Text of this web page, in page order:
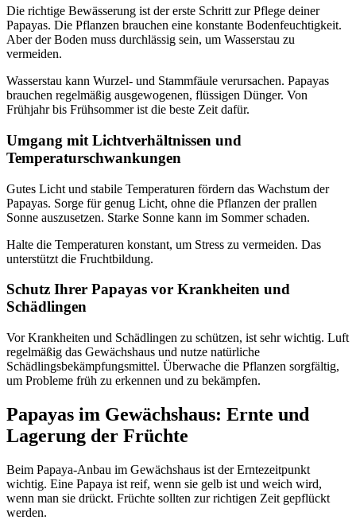
Die richtige Bewässerung ist der erste Schritt zur Pflege deiner
Papayas. Die Pflanzen brauchen eine konstante Bodenfeuchtigkeit.
Aber der Boden muss durchlässig sein, um Wasserstau zu
vermeiden.
Wasserstau kann Wurzel- und Stammfäule verursachen. Papayas
brauchen regelmäßig ausgewogenen, flüssigen Dünger. Von
Frühjahr bis Frühsommer ist die beste Zeit dafür.
Umgang mit Lichtverhältnissen und
Temperaturschwankungen
Gutes Licht und stabile Temperaturen fördern das Wachstum der
Papayas. Sorge für genug Licht, ohne die Pflanzen der prallen
Sonne auszusetzen. Starke Sonne kann im Sommer schaden.
Halte die Temperaturen konstant, um Stress zu vermeiden. Das
unterstützt die Fruchtbildung.
Schutz Ihrer Papayas vor Krankheiten und
Schädlingen
Vor Krankheiten und Schädlingen zu schützen, ist sehr wichtig. Luft
regelmäßig das Gewächshaus und nutze natürliche
Schädlingsbekämpfungsmittel. Überwache die Pflanzen sorgfältig,
um Probleme früh zu erkennen und zu bekämpfen.
Papayas im Gewächshaus: Ernte und
Lagerung der Früchte
Beim Papaya-Anbau im Gewächshaus ist der Erntezeitpunkt
wichtig. Eine Papaya ist reif, wenn sie gelb ist und weich wird,
wenn man sie drückt. Früchte sollten zur richtigen Zeit gepflückt
werden.